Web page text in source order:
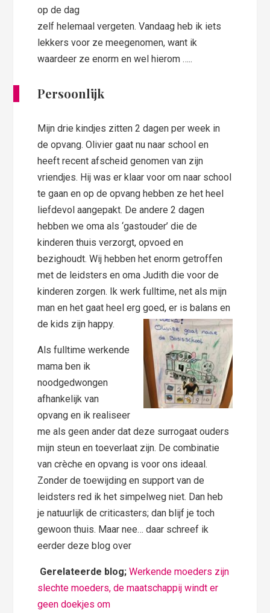
op de dag
zelf helemaal vergeten. Vandaag heb ik iets
lekkers voor ze meegenomen, want ik
waardeer ze enorm en wel hierom …..
Persoonlijk
Mijn drie kindjes zitten 2 dagen per week in
de opvang. Olivier gaat nu naar school en
heeft recent afscheid genomen van zijn
vriendjes. Hij was er klaar voor om naar school
te gaan en op de opvang hebben ze het heel
liefdevol aangepakt. De andere 2 dagen
hebben we oma als ‘gastouder’ die de
kinderen thuis verzorgt, opvoed en
bezighoudt. Wij hebben het enorm getroffen
met de leidsters en oma Judith die voor de
kinderen zorgen. Ik werk fulltime, net als mijn
man en het gaat heel erg goed, er is balans en
de kids zijn happy.
Als fulltime werkende
mama ben ik
noodgedwongen
afhankelijk van
opvang en ik realiseer
me als geen ander dat deze surrogaat ouders
mijn steun en toeverlaat zijn. De combinatie
van crèche en opvang is voor ons ideaal.
Zonder de toewijding en support van de
leidsters red ik het simpelweg niet. Dan heb
je natuurlijk de criticasters; dan blijf je toch
gewoon thuis. Maar nee… daar schreef ik
eerder deze blog over
Gerelateerde blog;Werkende moeders zijn
slechte moeders, de maatschappij windt er
geen doekjes om